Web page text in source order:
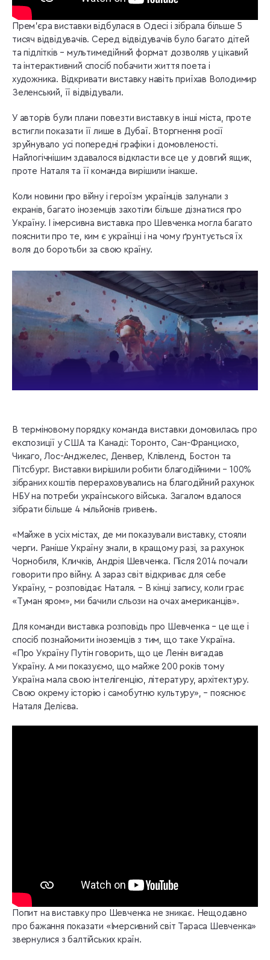
Прем’єра виставки відбулася в Одесі і зібрала більше 5
тисяч відвідувачів. Серед відвідувачів було багато дітей
та підлітків – мультимедійний формат дозволяв у цікавий
та інтерактивний спосіб побачити життя поета і
художника. Відкривати виставку навіть приїхав Володимир
Зеленський, її відвідували.
У авторів були плани повезти виставку в інші міста, проте
встигли показати її лише в Дубаї. Вторгнення росії
зруйнувало усі попередні графіки і домовленості.
Найлогічнішим здавалося відкласти все це у довгий ящик,
проте Наталя та її команда вирішили інакше.
Коли новини про війну і героїзм українців залунали з
екранів, багато іноземців захотіли більше дізнатися про
Україну. І імерсивна виставка про Шевченка могла багато
пояснити про те, ким є українці і на чому ґрунтується їх
воля до боротьби за свою країну.
В терміновому порядку команда виставки домовилась про
експозиції у США та Канаді: Торонто, Сан-Франциско,
Чикаго, Лос-Анджелес, Денвер, Клівленд, Бостон та
Пітсбург. Виставки вирішили робити благодійними – 100%
зібраних коштів перераховувались на благодійний рахунок
НБУ на потреби українського війська. Загалом вдалося
зібрати більше 4 мільйонів гривень.
«Майже в усіх містах, де ми показували виставку, стояли
черги. Раніше Україну знали, в кращому разі, за рахунок
Чорнобиля, Кличків, Андрія Шевченка. Після 2014 почали
говорити про війну. А зараз світ відкриває для себе
Україну, – розповідає Наталя. – В кінці запису, коли грає
«Туман яром», ми бачили сльози на очах американців».
Для команди виставка розповідь про Шевченка – це ще і
спосіб познайомити іноземців з тим, що таке Україна.
«Про Україну Путін говорить, що це Ленін вигадав
Україну. А ми показуємо, що майже 200 років тому
Україна мала свою інтелігенцію, літературу, архітектуру.
Свою окрему історію і самобутню культуру», – пояснює
Наталя Делієва.
Попит на виставку про Шевченка не зникає. Нещодавно
про бажання показати «Імерсивний світ Тараса Шевченка»
звернулися з балтійських країн.